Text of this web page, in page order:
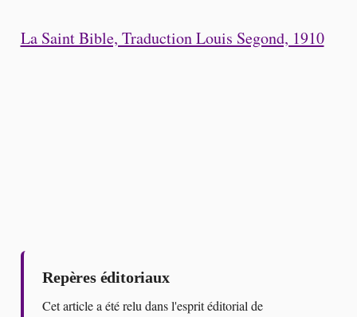
La Saint Bible, Traduction Louis Segond, 1910
Repères éditoriaux
Cet article a été relu dans l'esprit éditorial de